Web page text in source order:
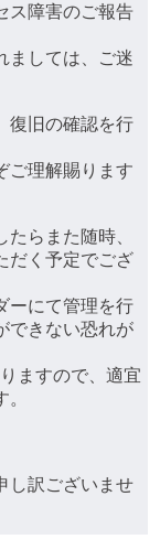
ス障害のご報告
ましては、ご迷
復旧の確認を行
ご理解賜ります
らまた随時、
だく予定でござ
ーにて管理を行
できない恐れが
ますので、適宜
し訳ございませ